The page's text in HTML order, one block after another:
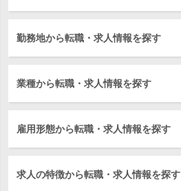
勤務地から転職・求人情報を探す
業種から転職・求人情報を探す
雇用形態から転職・求人情報を探す
求人の特徴から転職・求人情報を探す